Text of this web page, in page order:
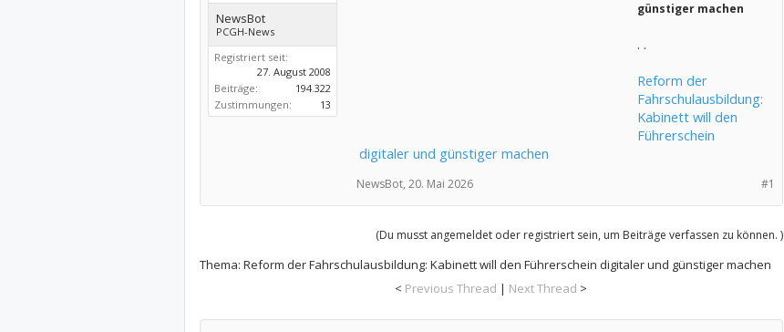
NewsBot
PCGH-News
Registriert seit:
27. August 2008
Beiträge:
194.322
Zustimmungen:
13
günstiger machen
. .
Reform der
Fahrschulausbildung:
Kabinett will den
Führerschein
digitaler und günstiger machen
#1
NewsBot, 20. Mai 2026
(Du musst angemeldet oder registriert sein, um Beiträge verfassen zu können. )
Thema: Reform der Fahrschulausbildung: Kabinett will den Führerschein digitaler und günstiger machen
< Previous Thread | Next Thread >